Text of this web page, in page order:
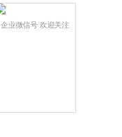
企业微信号 欢迎关注